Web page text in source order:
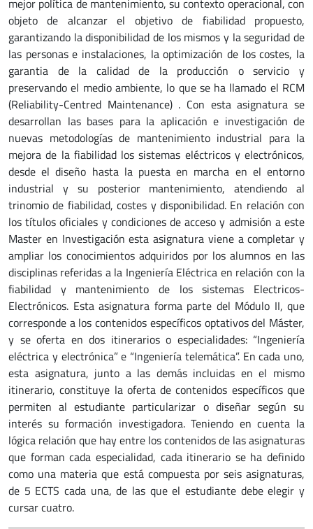
mejor política de mantenimiento, su contexto operacional, con
objeto de alcanzar el objetivo de fiabilidad propuesto,
garantizando la disponibilidad de los mismos y la seguridad de
las personas e instalaciones, la optimización de los costes, la
garantia de la calidad de la producción o servicio y
preservando el medio ambiente, lo que se ha llamado el RCM
(Reliability-Centred Maintenance) . Con esta asignatura se
desarrollan las bases para la aplicación e investigación de
nuevas metodologías de mantenimiento industrial para la
mejora de la fiabilidad los sistemas eléctricos y electrónicos,
desde el diseño hasta la puesta en marcha en el entorno
industrial y su posterior mantenimiento, atendiendo al
trinomio de fiabilidad, costes y disponibilidad. En relación con
los títulos oficiales y condiciones de acceso y admisión a este
Master en Investigación esta asignatura viene a completar y
ampliar los conocimientos adquiridos por los alumnos en las
disciplinas referidas a la Ingeniería Eléctrica en relación con la
fiabilidad y mantenimiento de los sistemas Electricos-
Electrónicos. Esta asignatura forma parte del Módulo II, que
corresponde a los contenidos específicos optativos del Máster,
y se oferta en dos itinerarios o especialidades: “Ingeniería
eléctrica y electrónica” e “Ingeniería telemática”. En cada uno,
esta asignatura, junto a las demás incluidas en el mismo
itinerario, constituye la oferta de contenidos específicos que
permiten al estudiante particularizar o diseñar según su
interés su formación investigadora. Teniendo en cuenta la
lógica relación que hay entre los contenidos de las asignaturas
que forman cada especialidad, cada itinerario se ha definido
como una materia que está compuesta por seis asignaturas,
de 5 ECTS cada una, de las que el estudiante debe elegir y
cursar cuatro.